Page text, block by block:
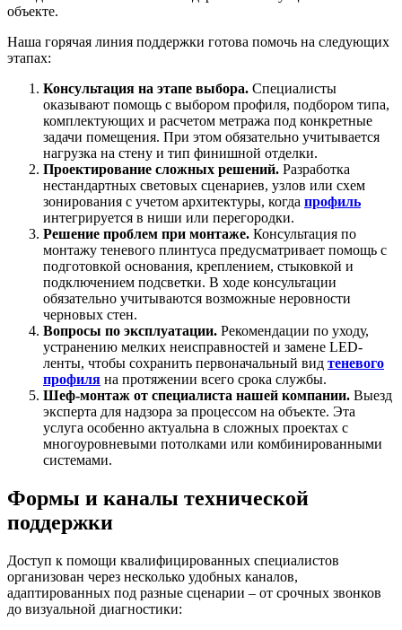
объекте.
Наша горячая линия поддержки готова помочь на следующих
этапах:
Консультация на этапе выбора. Специалисты
оказывают помощь с выбором профиля, подбором типа,
комплектующих и расчетом метража под конкретные
задачи помещения. При этом обязательно учитывается
нагрузка на стену и тип финишной отделки.
Проектирование сложных решений. Разработка
нестандартных световых сценариев, узлов или схем
зонирования с учетом архитектуры, когда профиль
интегрируется в ниши или перегородки.
Решение проблем при монтаже. Консультация по
монтажу теневого плинтуса предусматривает помощь с
подготовкой основания, креплением, стыковкой и
подключением подсветки. В ходе консультации
обязательно учитываются возможные неровности
черновых стен.
Вопросы по эксплуатации. Рекомендации по уходу,
устранению мелких неисправностей и замене LED-
ленты, чтобы сохранить первоначальный вид теневого
профиля на протяжении всего срока службы.
Шеф-монтаж от специалиста нашей компании. Выезд
эксперта для надзора за процессом на объекте. Эта
услуга особенно актуальна в сложных проектах с
многоуровневыми потолками или комбинированными
системами.
Формы и каналы технической
поддержки
Доступ к помощи квалифицированных специалистов
организован через несколько удобных каналов,
адаптированных под разные сценарии – от срочных звонков
до визуальной диагностики: